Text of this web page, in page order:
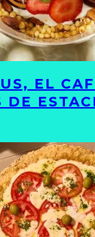
EL
DE